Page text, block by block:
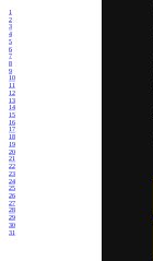
1
2
3
4
5
6
7
8
9
10
11
12
13
14
15
16
17
18
19
20
21
22
23
24
25
26
27
28
29
30
31